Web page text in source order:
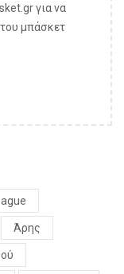
για να
του μπάσκετ
Άρης